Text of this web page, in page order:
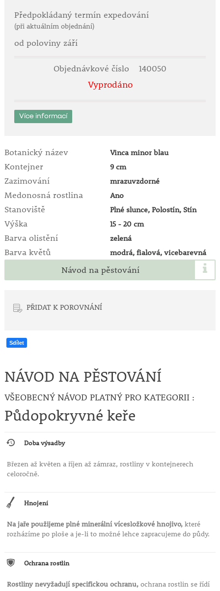
opět vyraší.
Po poškození mrazem je jej třeba sestříhat až u země.
Předpokládaný termín expedování
(při aktuálním objednání)
od poloviny září
Objednávkové číslo 140050
Vyprodáno
Více informací
Botanický název Vinca minor blau
Kontejner 9 cm
Zazimování mrazuvzdorné
Medonosná rostlina Ano
Stanoviště Plné slunce, Polostín, Stín
Výška 15 - 20 cm
Barva olistění zelená
Barva květů modrá, fialová, vicebarevná
Návod na pěstování
PŘIDAT K POROVNÁNÍ
Sdílet
NÁVOD NA PĚSTOVÁNÍ
VŠEOBECNÝ NÁVOD PLATNÝ PRO KATEGORII :
Půdopokryvné keře
Doba výsadby
Březen až květen a říjen až zámraz, rostliny v kontejnerech
celoročně.
Hnojení
Na jaře použijeme plné minerální vícesložkové hnojivo,které
rozházíme po ploše a je-li to možné lehce zapracujeme do půdy.
Ochrana rostlin
Rostliny nevyžadují specifickou ochranu,ochrana rostlin se řídí